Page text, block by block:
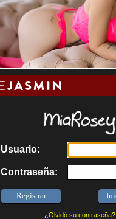
Usuario:
Contraseña:
¿Olvidó su contraseña?